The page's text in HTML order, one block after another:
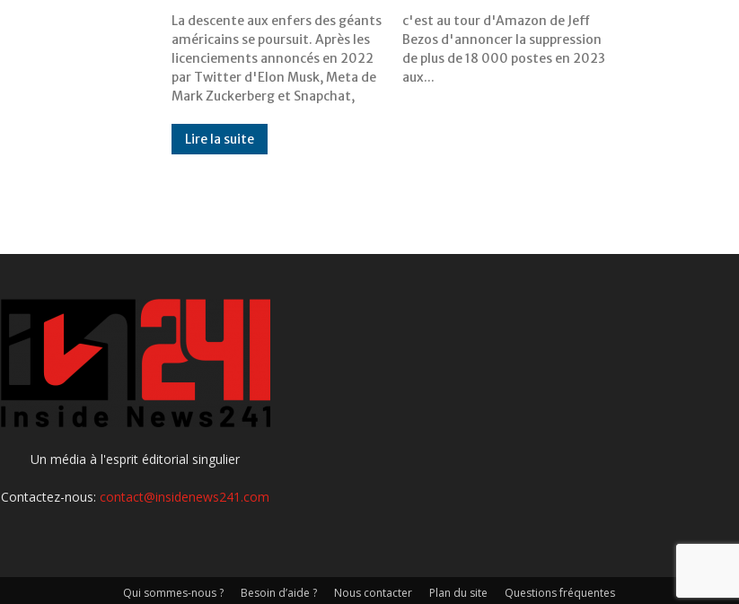
La descente aux enfers des géants
américains se poursuit. Après les
licenciements annoncés en 2022
par Twitter d'Elon Musk, Meta de
Mark Zuckerberg et Snapchat,
c'est au tour d'Amazon de Jeff
Bezos d'annoncer la suppression
de plus de 18 000 postes en 2023
aux...
Lire la suite
Un média à l'esprit éditorial singulier
Contactez-nous:contact@insidenews241.com
Qui sommes-nous ? Besoin d’aide ? Nous contacter Plan du site Questions fréquentes